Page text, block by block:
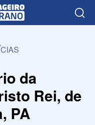
da
Rei, de
PA